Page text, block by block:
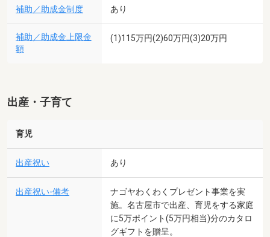
補助／助成金制度 あり
補助／助成金上限金
額
(1)115万円(2)60万円(3)20万円
出産・子育て
育児
出産祝い あり
出産祝い-備考
ナゴヤわくわくプレゼント事業を実
施。名古屋市で出産、育児をする家庭
に5万ポイント(5万円相当)分のカタロ
グギフトを贈呈。